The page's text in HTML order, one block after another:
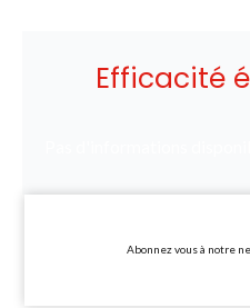
Efficacité
Abonnez vous à notre